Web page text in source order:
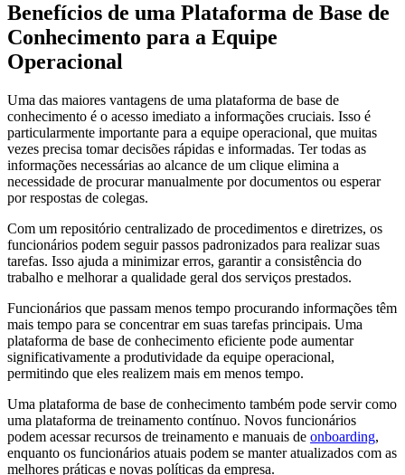
Benefícios de uma Plataforma de Base de
Conhecimento para a Equipe
Operacional
Uma das maiores vantagens de uma plataforma de base de
conhecimento é o acesso imediato a informações cruciais. Isso é
particularmente importante para a equipe operacional, que muitas
vezes precisa tomar decisões rápidas e informadas. Ter todas as
informações necessárias ao alcance de um clique elimina a
necessidade de procurar manualmente por documentos ou esperar
por respostas de colegas.
Com um repositório centralizado de procedimentos e diretrizes, os
funcionários podem seguir passos padronizados para realizar suas
tarefas. Isso ajuda a minimizar erros, garantir a consistência do
trabalho e melhorar a qualidade geral dos serviços prestados.
Funcionários que passam menos tempo procurando informações têm
mais tempo para se concentrar em suas tarefas principais. Uma
plataforma de base de conhecimento eficiente pode aumentar
significativamente a produtividade da equipe operacional,
permitindo que eles realizem mais em menos tempo.
Uma plataforma de base de conhecimento também pode servir como
uma plataforma de treinamento contínuo. Novos funcionários
podem acessar recursos de treinamento e manuais de onboarding,
enquanto os funcionários atuais podem se manter atualizados com as
melhores práticas e novas políticas da empresa.